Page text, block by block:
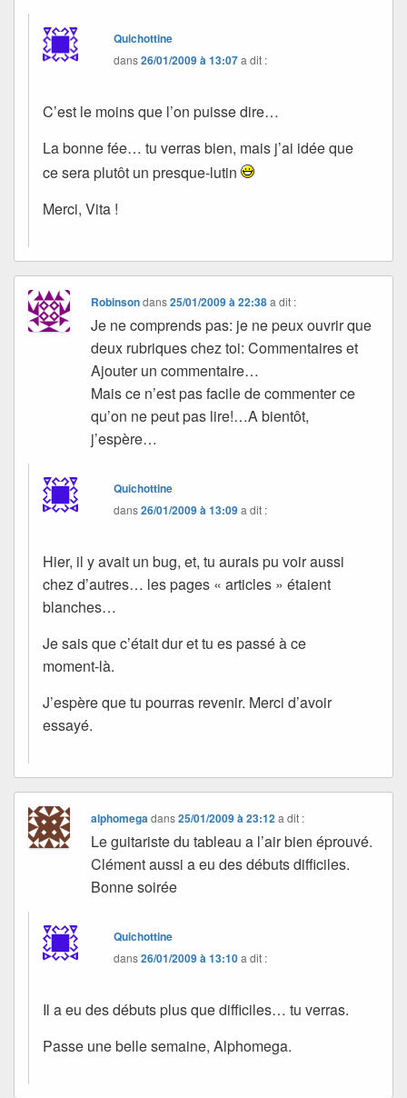
Quichottine
dans26/01/2009 à 13:07a dit :
C’est le moins que l’on puisse dire…
La bonne fée… tu verras bien, mais j’ai idée que
ce sera plutôt un presque-lutin
Merci, Vita !
Robinsondans25/01/2009 à 22:38 a dit :
Je ne comprends pas: je ne peux ouvrir que
deux rubriques chez toi: Commentaires et
Ajouter un commentaire…
Mais ce n’est pas facile de commenter ce
qu’on ne peut pas lire!…A bientôt,
j’espère…
Quichottine
dans26/01/2009 à 13:09a dit :
Hier, il y avait un bug, et, tu aurais pu voir aussi
chez d’autres… les pages « articles » étaient
blanches…
Je sais que c’était dur et tu es passé à ce
moment-là.
J’espère que tu pourras revenir. Merci d’avoir
essayé.
alphomegadans25/01/2009 à 23:12 a dit :
Le guitariste du tableau a l’air bien éprouvé.
Clément aussi a eu des débuts difficiles.
Bonne soirée
Quichottine
dans26/01/2009 à 13:10a dit :
Il a eu des débuts plus que difficiles… tu verras.
Passe une belle semaine, Alphomega.